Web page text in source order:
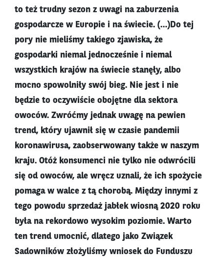
to też trudny sezon z uwagi na zaburzenia
gospodarcze w Europie i na świecie. (…)Do tej
pory nie mieliśmy takiego zjawiska, że
gospodarki niemal jednocześnie i niemal
wszystkich krajów na świecie stanęły, albo
mocno spowolniły swój bieg. Nie jest i nie
będzie to oczywiście obojętne dla sektora
owoców. Zwróćmy jednak uwagę na pewien
trend, który ujawnił się w czasie pandemii
koronawirusa, zaobserwowany także w naszym
kraju. Otóż konsumenci nie tylko nie odwrócili
się od owoców, ale wręcz uznali, że ich spożycie
pomaga w walce z tą chorobą. Między innymi z
tego powodu sprzedaż jabłek wiosną 2020 roku
była na rekordowo wysokim poziomie. Warto
ten trend umocnić, dlatego jako Związek
Sadowników złożyliśmy wniosek do Funduszu